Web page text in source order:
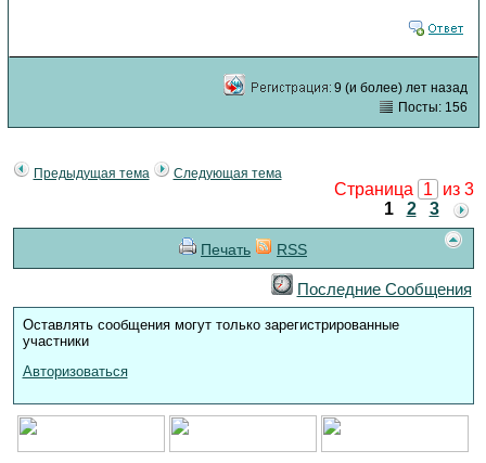
9 (и более) лет назад
Посты: 156
Предыдущая тема Следующая тема
Страница 1
из 3
1
2 3
Печать RSS
Последние Сообщения
Оставлять сообщения могут только зарегистрированные
участники
Авторизоваться